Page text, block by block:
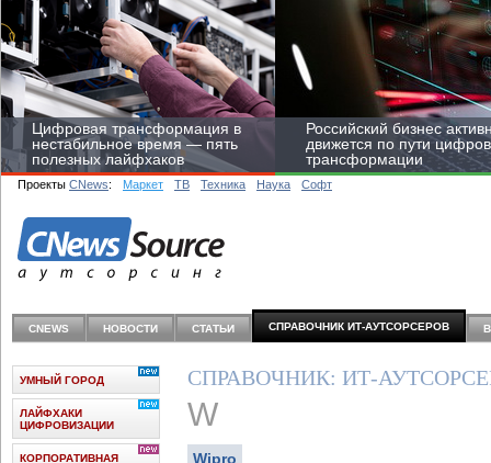
Цифровая трансформация в
нестабильное время — пять
полезных лайфхаков
Российский бизнес
движется по пути
трансформации
цифровизироваться со
скоростью крупных
Проекты CNews: Маркет ТВ Техника Наука Софт
CNEWS НОВОСТИ СТАТЬИ СПРАВОЧНИК ИТ-АУТСОРCЕРОВ
СПРАВОЧНИК: ИТ-
W
Wipro
УМНЫЙ ГОРОД
ЛАЙФХАКИ
ЦИФРОВИЗАЦИИ
КОРПОРАТИВНАЯ